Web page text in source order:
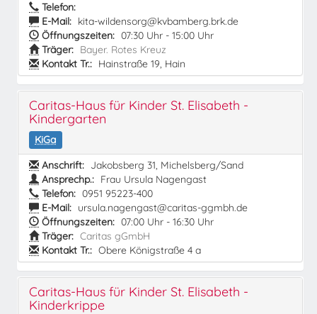
Telefon:
E-Mail: kita-wildensorg@kvbamberg.brk.de
Öffnungszeiten: 07:30 Uhr - 15:00 Uhr
Träger: Bayer. Rotes Kreuz
Kontakt Tr.: Hainstraße 19, Hain
Caritas-Haus für Kinder St. Elisabeth -
Kindergarten
KiGa
Anschrift: Jakobsberg 31, Michelsberg/Sand
Ansprechp.: Frau Ursula Nagengast
Telefon: 0951 95223-400
E-Mail: ursula.nagengast@caritas-ggmbh.de
Öffnungszeiten: 07:00 Uhr - 16:30 Uhr
Träger: Caritas gGmbH
Kontakt Tr.: Obere Königstraße 4 a
Caritas-Haus für Kinder St. Elisabeth -
Kinderkrippe